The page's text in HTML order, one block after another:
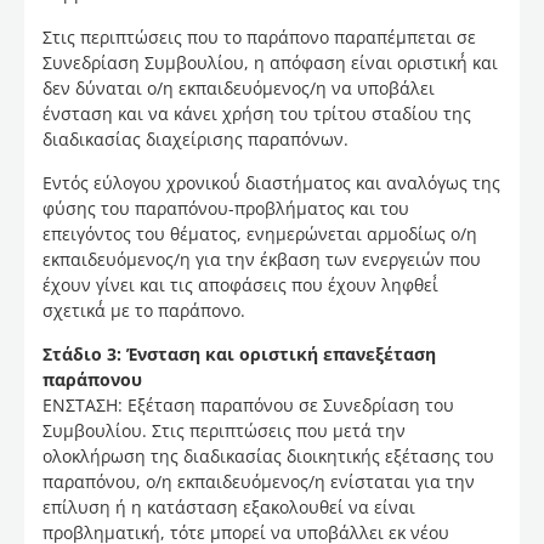
Στις περιπτώσεις που το παράπονο παραπέμπεται σε
Συνεδρίαση Συμβουλίου, η απόφαση είναι οριστική́ και
δεν δύναται ο/η εκπαιδευόμενος/η να υποβάλει
ένσταση και να κάνει χρήση του τρίτου σταδίου της
διαδικασίας διαχείρισης παραπόνων.
Εντός εύλογου χρονικού́ διαστήματος και αναλόγως της
φύσης του παραπόνου-προβλήματος και του
επειγόντος του θέματος, ενημερώνεται αρμοδίως ο/η
εκπαιδευόμενος/η για την έκβαση των ενεργειών που
έχουν γίνει και τις αποφάσεις που έχουν ληφθεί́
σχετικά́ με το παράπονο.
Στάδιο 3: Ένσταση και οριστική επανεξέταση
παράπονου
ΕΝΣΤΑΣΗ: Εξέταση παραπόνου σε Συνεδρίαση του
Συμβουλίου. Στις περιπτώσεις που μετά την
ολοκλήρωση της διαδικασίας διοικητικής εξέτασης του
παραπόνου, ο/η εκπαιδευόμενος/η ενίσταται για την
επίλυση ή η κατάσταση εξακολουθεί να είναι
προβληματική, τότε μπορεί να υποβάλλει εκ νέου